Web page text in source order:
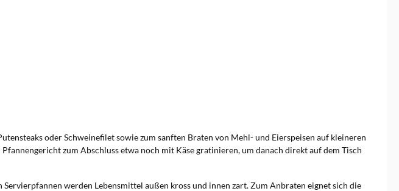
oder Schweinefilet sowie zum sanften Braten von Mehl- und Eierspeisen auf kleineren
zum Abschluss etwa noch mit Käse gratinieren, um danach direkt auf dem Tisch
werden Lebensmittel außen kross und innen zart. Zum Anbraten eignet sich die